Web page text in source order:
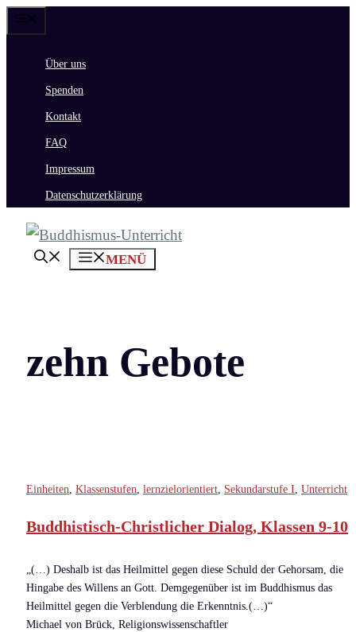
Zum
springenÜber uns
Spenden
Kontakt
FAQ
Impressum
Datenschutzerklärung
MENÜ
zehn Gebote
Einheiten Klassenstufen lernzielorientiert Sekundarstufe I Unterricht
Buddhistisch-Christlicher Dialog, Klassen 9-10
„(…) Deshalb ist das Heilmittel gegen diese Schuld der Gehorsam, die
Hingabe des Willens an Gott. Demgegenüber ist im Buddhismus das
Heilmittel gegen die Verblendung die Erkenntnis.(…)“
Michael von Brück, Religionswissenschaftler